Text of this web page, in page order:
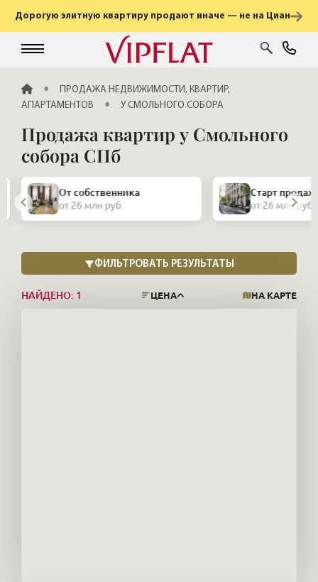
Дорогую элитную квартиру продают иначе — не на Циан
ГЛАВНАЯПРОДАЖА НЕДВИЖИМОСТИ, КВАРТИР,
АПАРТАМЕНТОВ
У СМОЛЬНОГО СОБОРА
Продажа квартир у Смольного
собора СПб
Старт продаж
от 26 млн руб
Закрытая
и
от 26 млн руб
НАЙДЕНО: 1 ЦЕНА НА КАРТЕ